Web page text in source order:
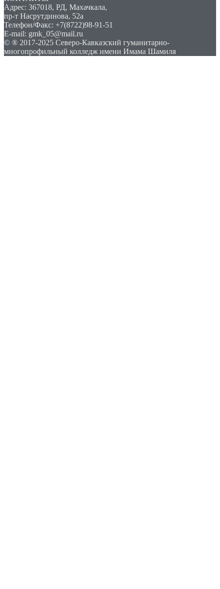
Адрес: 367018, РД, Махачкала,
пр-т Насрутдинова, 52а
Телефон/Факс: +7(8722)98-91-51
E-mail: gmk_05@mail.ru
© ® 2017-2025 Северо-Кавказский гуманитарно-
многопрофильный колледж имени Имама Шамиля